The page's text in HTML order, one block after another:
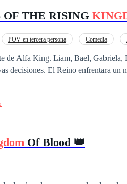
OF THE RISING
POV en tercera persona Comedia
Estefan y toda la familia Real deberán afrontar nuevos retos y
decisiones. El Reino enfrentara un
Of Blood 👑